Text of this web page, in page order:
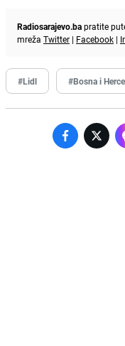
Radiosarajevo.bapratite
mreža Twitter | Facebook |
#Lidl #Bosna i